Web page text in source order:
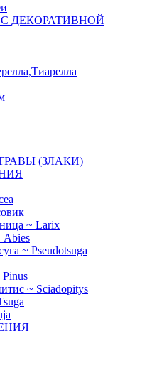
ДЕКОРАТИВНОЙ
(ЗЛАКИ)
~ Larix
~ Pseudotsuga
~ Sciadopitys